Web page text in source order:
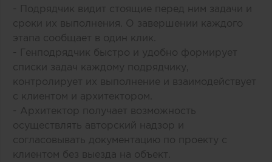
- Подрядчик видит стоящие перед ним задачи и
сроки их выполнения. О завершении каждого
этапа сообщает в один клик.
- Генподрядчик быстро и удобно формирует
списки задач каждому подрядчику,
контролирует их выполнение и взаимодействует
с клиентом и архитектором.
- Архитектор получает возможность
осуществлять авторский надзор и
согласовывать документацию по проекту с
клиентом без выезда на объект.